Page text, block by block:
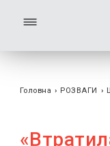
Головна › РОЗВАГИ ›